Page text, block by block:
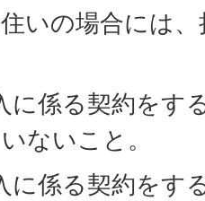
住いの場合には
に係る契約をす
ないこと。
に係る契約をす